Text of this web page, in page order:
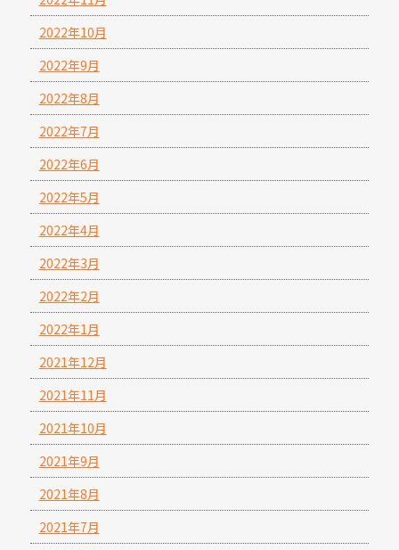
2022年10月
2022年9月
2022年8月
2022年7月
2022年6月
2022年5月
2022年4月
2022年3月
2022年2月
2022年1月
2021年12月
2021年11月
2021年10月
2021年9月
2021年8月
2021年7月